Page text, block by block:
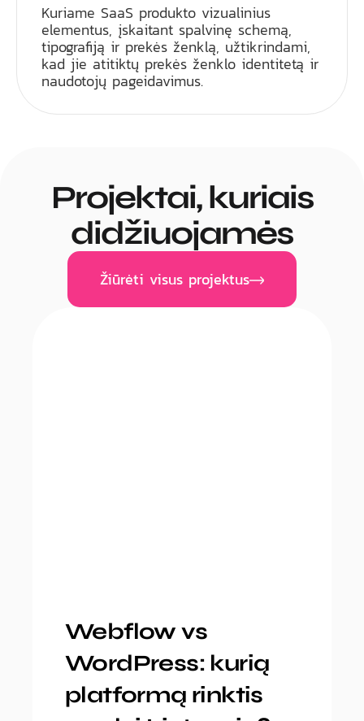
Kuriame SaaS produkto vizualinius
elementus, įskaitant spalvinę schemą,
tipografiją ir prekės ženklą, užtikrindami,
kad jie atitiktų prekės ženklo identitetą ir
naudotojų pageidavimus.
Projektai, kuriais
didžiuojamės
Žiūrėti visus projektus
Webflow vs
WordPress: kurią
platformą rinktis